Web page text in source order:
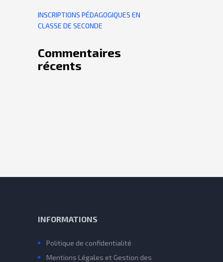
INSCRIPTIONS PÉDAGOGIQUES EN
CLASSE DE SECONDE
Commentaires
récents
INFORMATIONS
Politique de confidentialité
Mentions Légales et Gestion des